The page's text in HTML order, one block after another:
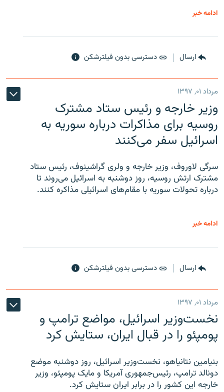
ادامه خبر
ارسال دسترسی بدون فیلترشکن
مرداد ۰۱, ۱۳۹۷
وزیر خارجه و رئیس‌ ستاد مشترک
روسیه برای مذاکرات درباره سوریه به
اسرائیل سفر می‌کنند
سرگی لاوروف، وزیر خارجه و ولری گراشینوف، رئیس ستاد
مشترک ارتش روسیه، روز دوشنبه به اسرائیل می‌روند تا
درباره تحولات سوریه با مقام‌های اسرائیلی مذاکره کنند.
ادامه خبر
ارسال دسترسی بدون فیلترشکن
مرداد ۰۱, ۱۳۹۷
نخست‌وزیر اسرائیل، مواضع ترامپ و
پومپئو را در قبال ایران، ستایش کرد
بنیامین نتانیاهو، نخست‌وزیر اسرائیل، روز دوشنبه موضع
دونالد ترامپ، رئیس‌جمهوری آمریکا و مایک پومپئو، وزیر
خارجه این کشور را در برابر ایران ستایش کرد.